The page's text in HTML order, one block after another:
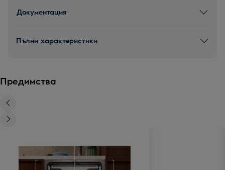
Документация
Пълни характеристики
Предимства